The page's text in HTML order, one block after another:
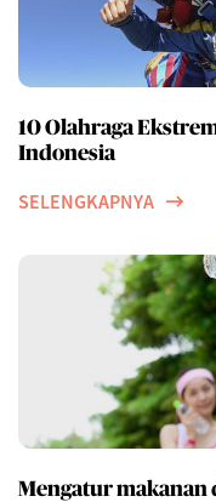
10 Olahraga
Indonesia
SELENGKAPNYA
Mengatur makanan